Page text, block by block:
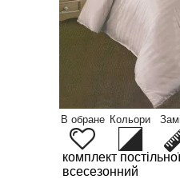
В обране Кольори
комплект
всесезонний